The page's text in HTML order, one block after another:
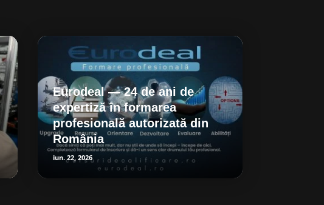
Eurodeal — 24 de ani de
expertiză în formarea
profesională autorizată din
România
iun. 22, 2026